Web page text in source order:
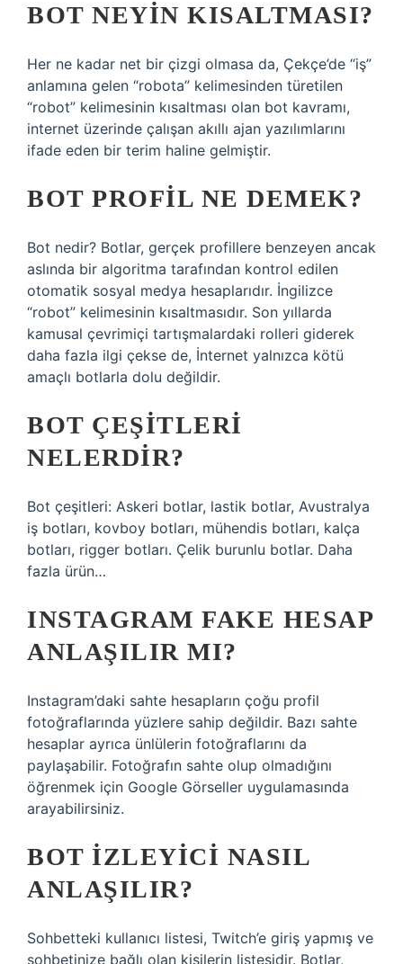
BOT NEYIN KISALTMASI?
Her ne kadar net bir çizgi olmasa da, Çekçe’de “iş”
anlamına gelen “robota” kelimesinden türetilen
“robot” kelimesinin kısaltması olan bot kavramı,
internet üzerinde çalışan akıllı ajan yazılımlarını
ifade eden bir terim haline gelmiştir.
BOT PROFIL NE DEMEK?
Bot nedir? Botlar, gerçek profillere benzeyen ancak
aslında bir algoritma tarafından kontrol edilen
otomatik sosyal medya hesaplarıdır. İngilizce
“robot” kelimesinin kısaltmasıdır. Son yıllarda
kamusal çevrimiçi tartışmalardaki rolleri giderek
daha fazla ilgi çekse de, İnternet yalnızca kötü
amaçlı botlarla dolu değildir.
BOT ÇEŞITLERI
NELERDIR?
Bot çeşitleri: Askeri botlar, lastik botlar, Avustralya
iş botları, kovboy botları, mühendis botları, kalça
botları, rigger botları. Çelik burunlu botlar. Daha
fazla ürün…
INSTAGRAM FAKE HESAP
ANLAŞILIR MI?
Instagram’daki sahte hesapların çoğu profil
fotoğraflarında yüzlere sahip değildir. Bazı sahte
hesaplar ayrıca ünlülerin fotoğraflarını da
paylaşabilir. Fotoğrafın sahte olup olmadığını
öğrenmek için Google Görseller uygulamasında
arayabilirsiniz.
BOT IZLEYICI NASIL
ANLAŞILIR?
Sohbetteki kullanıcı listesi, Twitch’e giriş yapmış ve
sohbetinize bağlı olan kişilerin listesidir. Botlar,